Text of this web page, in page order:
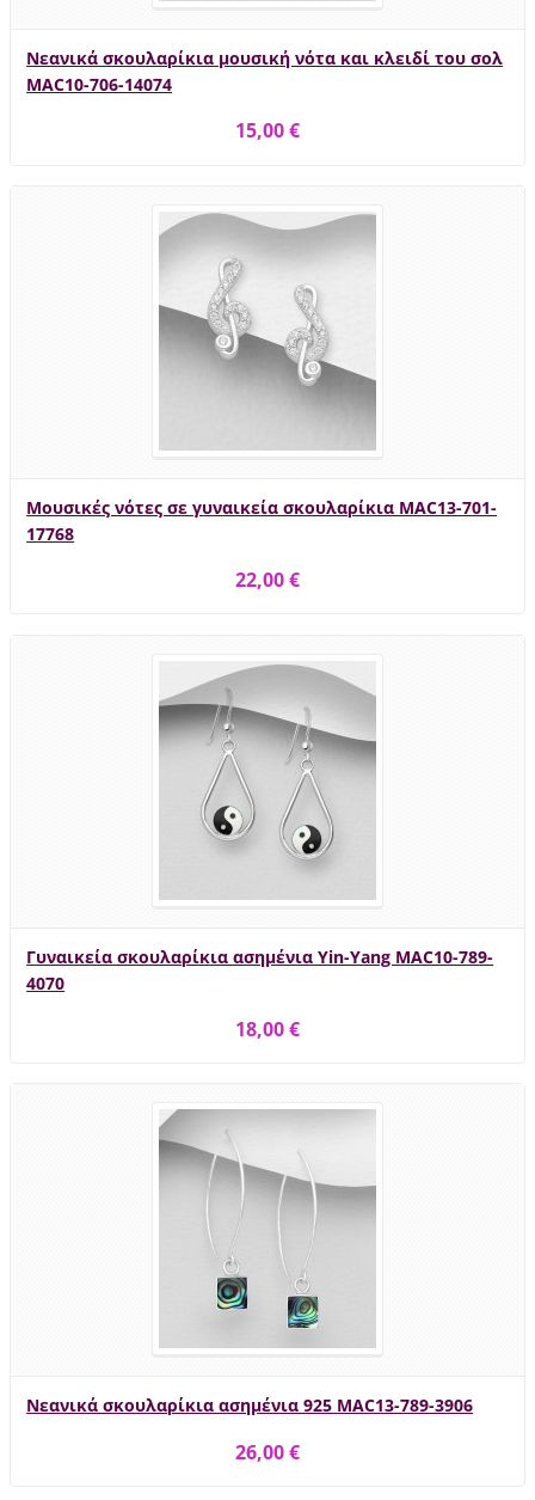
Νεανικά σκουλαρίκια μουσική νότα και κλειδί του σολ
MAC10-706-14074
15,00 €
Μουσικές νότες σε γυναικεία σκουλαρίκια MAC13-701-
17768
22,00 €
Γυναικεία σκουλαρίκια ασημένια Yin-Yang MAC10-789-
4070
18,00 €
Νεανικά σκουλαρίκια ασημένια 925 MAC13-789-3906
26,00 €